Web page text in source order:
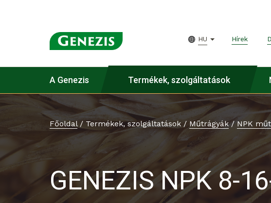
HU Hírek
A Genezis Termékek, szolgáltatások
Főoldal/ Termékek, szolgáltatások/ Műtrágyák/ NPK
GENEZIS NPK 8-